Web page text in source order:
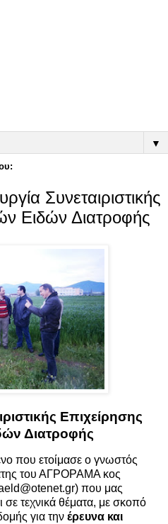
▼
Συνεταιριστικής
Ειδών Διατροφής
Επιχείρησης
Διατροφής
που ετοίμασε ο γνωστός
του ΑΓΡΟΡΑΜΑ κος
) που μας
σε τεχνικά θέματα, με σκοπό
για την έρευνα και